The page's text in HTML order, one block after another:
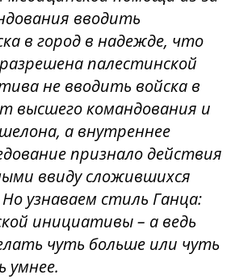
вводить
в город в надежде, что
палестинской
не вводить войска в
высшего командования и
а внутреннее
признало действия
ввиду сложившихся
узнаваем стиль Ганца:
инициативы – а ведь
чуть больше или чуть
умнее.